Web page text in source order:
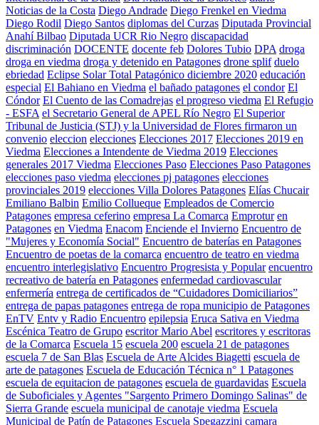
Noticias de la Costa Diego Andrade Diego Frenkel en Viedma
Diego Rodil Diego Santos diplomas del Curzas Diputada Provincial
Anahí Bilbao Diputada UCR Rio Negro discapacidad
discriminación DOCENTE docente feb Dolores Tubio DPA droga
droga en viedma droga y detenido en Patagones drone splif duelo
ebriedad Eclipse Solar Total Patagónico diciembre 2020 educación
especial El Bahiano en Viedma el bañado patagones el condor El
Cóndor El Cuento de las Comadrejas el progreso viedma El Refugio
- ESFA el Secretario General de APEL Río Negro El Superior
Tribunal de Justicia (STJ) y la Universidad de Flores firmaron un
convenio eleccion elecciones Elecciones 2017 Elecciones 2019 en
Viedma Elecciones a Intendente de Viedma 2019 Elecciones
generales 2017 Viedma Elecciones Paso Elecciones Paso Patagones
elecciones paso viedma elecciones pj patagones elecciones
provinciales 2019 elecciones Villa Dolores Patagones Elías Chucair
Emiliano Balbin Emilio Collueque Empleados de Comercio
Patagones empresa ceferino empresa La Comarca Emprotur en
Patagones en Viedma Enacom Enciende el Invierno Encuentro de
"Mujeres y Economía Social" Encuentro de baterías en Patagones
Encuentro de poetas de la comarca encuentro de teatro en viedma
encuentro interlegislativo Encuentro Progresista y Popular encuentro
recreativo de batería en Patagones enfermedad cardiovascular
enfermería entrega de certificados de “Cuidadores Domiciliarios”
entrega de papas patagones entrega de ropa municipio de Patagones
EnTV Entv y Radio Encuentro epilepsia Eruca Sativa en Viedma
Escénica Teatro de Grupo escritor Mario Abel escritores y escritoras
de la Comarca Escuela 15 escuela 200 escuela 21 de patagones
escuela 7 de San Blas Escuela de Arte Alcides Biagetti escuela de
arte de patagones Escuela de Educación Técnica n° 1 Patagones
escuela de equitacion de patagones escuela de guardavidas Escuela
de Suboficiales y Agentes "Sargento Primero Domingo Salinas" de
Sierra Grande escuela municipal de canotaje viedma Escuela
Municipal de Patín de Patagones Escuela Spegazzini camara